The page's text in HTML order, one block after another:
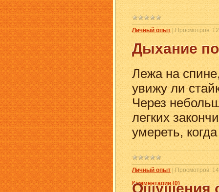
Личный опыт |Просмотров:
Дыхание
Лежа на
увижу ли
Через
легких
умереть,
Личный опыт|Просмотров:
Комментарии (0)
Ощущения